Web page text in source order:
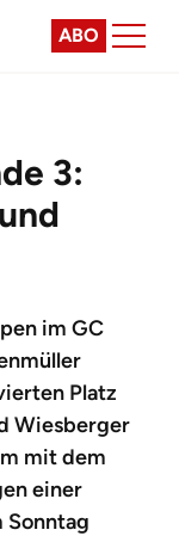
ABO
3:
im GC
Platz
Wiesberger
mit dem
einer